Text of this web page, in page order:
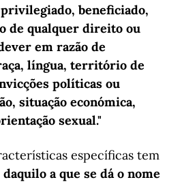
beneficiado,
de qualquer direito ou
em razão de
língua, território de
políticas ou
situação económica,
sexual."
específicas tem
a que se dá o nome